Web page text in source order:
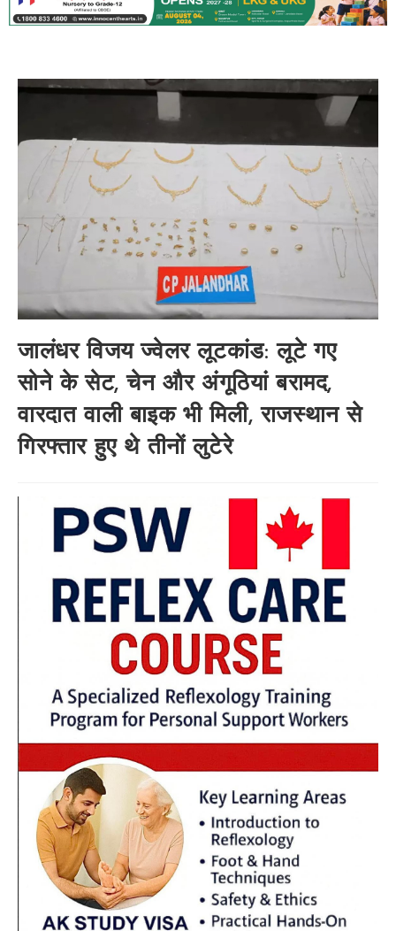
जालंधर विजय ज्वेलर लूटकांड: लूटे गए
सोने के सेट, चेन और अंगूठियां बरामद,
वारदात वाली बाइक भी मिली, राजस्थान से
गिरफ्तार हुए थे तीनों लुटेरे